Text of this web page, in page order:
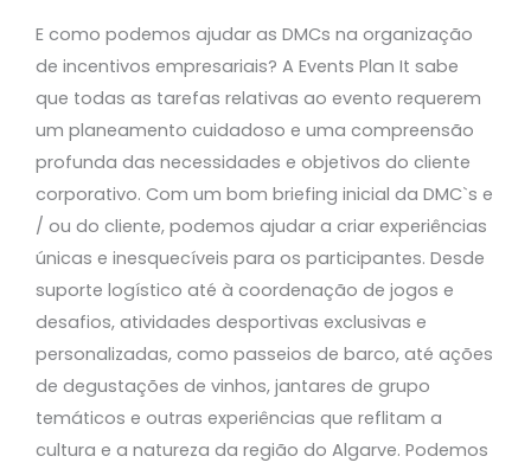
E como podemos ajudar as DMCs na organização
de incentivos empresariais? A Events Plan It sabe
que todas as tarefas relativas ao evento requerem
um planeamento cuidadoso e uma compreensão
profunda das necessidades e objetivos do cliente
corporativo. Com um bom briefing inicial da DMC`s e
/ ou do cliente, podemos ajudar a criar experiências
únicas e inesquecíveis para os participantes. Desde
suporte logístico até à coordenação de jogos e
desafios, atividades desportivas exclusivas e
personalizadas, como passeios de barco, até ações
de degustações de vinhos, jantares de grupo
temáticos e outras experiências que reflitam a
cultura e a natureza da região do Algarve. Podemos